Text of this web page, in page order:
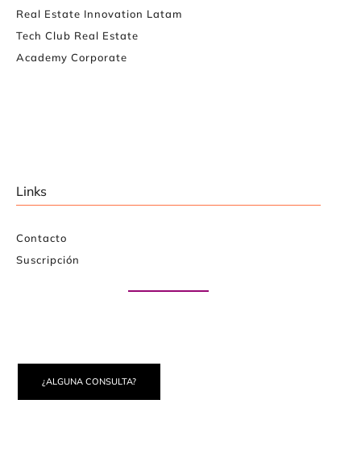
Real Estate Innovation Latam
Tech Club Real Estate
Academy Corporate
Links
Contacto
Suscripción
¿ALGUNA CONSULTA?